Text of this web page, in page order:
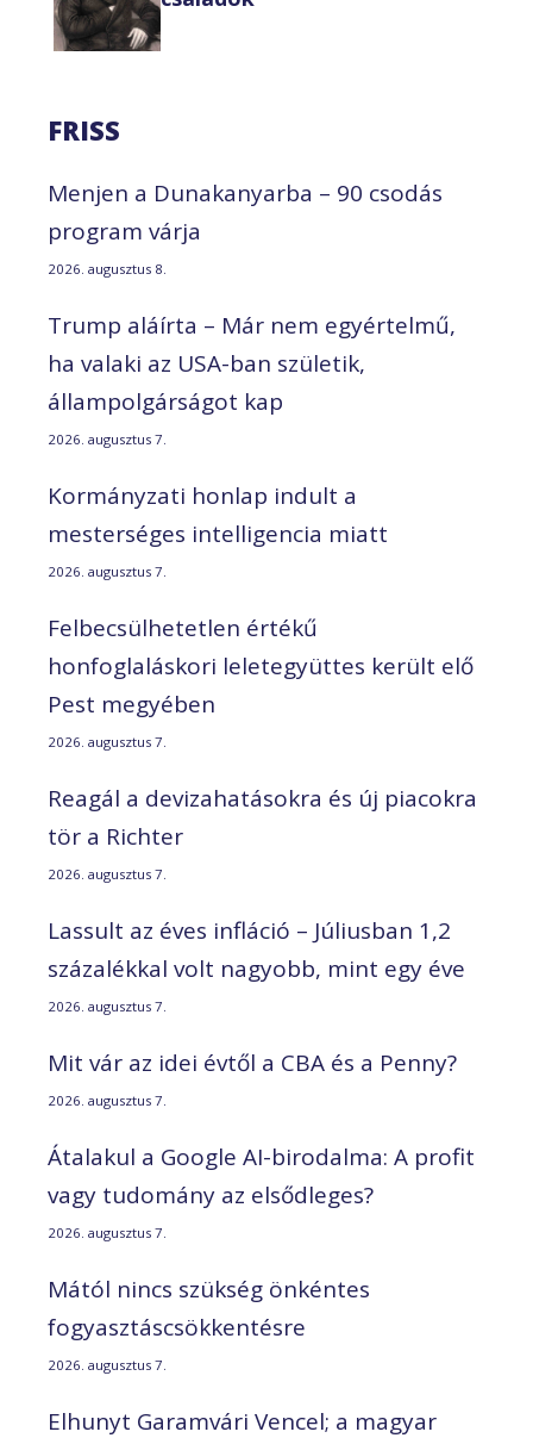
FRISS
Menjen a Dunakanyarba – 90 csodás
program várja
2026. augusztus 8.
Trump aláírta – Már nem egyértelmű,
ha valaki az USA-ban születik,
állampolgárságot kap
2026. augusztus 7.
Kormányzati honlap indult a
mesterséges intelligencia miatt
2026. augusztus 7.
Felbecsülhetetlen értékű
honfoglaláskori leletegyüttes került elő
Pest megyében
2026. augusztus 7.
Reagál a devizahatásokra és új piacokra
tör a Richter
2026. augusztus 7.
Lassult az éves infláció – Júliusban 1,2
százalékkal volt nagyobb, mint egy éve
2026. augusztus 7.
Mit vár az idei évtől a CBA és a Penny?
2026. augusztus 7.
Átalakul a Google AI-birodalma: A profit
vagy tudomány az elsődleges?
2026. augusztus 7.
Mától nincs szükség önkéntes
fogyasztáscsökkentésre
2026. augusztus 7.
Elhunyt Garamvári Vencel; a magyar